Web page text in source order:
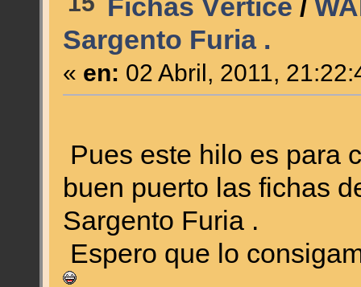
Fichas Vértice /
Sargento Furia .
« en: 02 Abril, 2011,
Pues este hilo es para
buen puerto las fichas
Sargento Furia .
Espero que lo